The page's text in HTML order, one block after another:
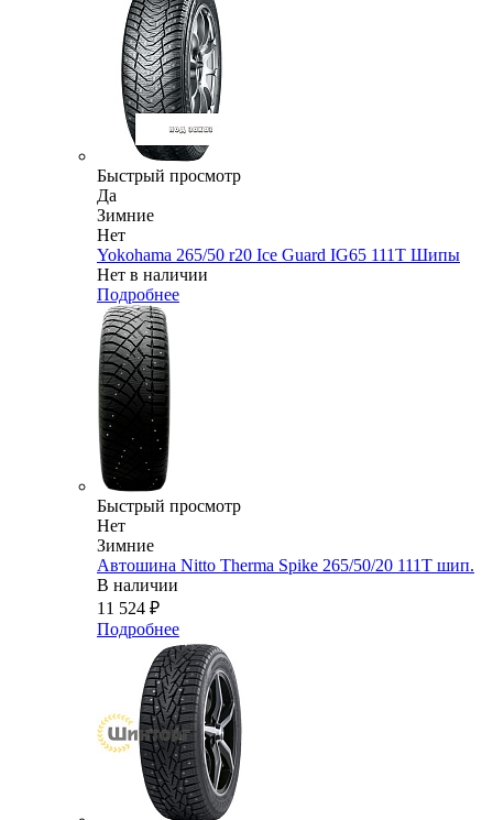
Быстрый просмотр
Да
Зимние
Нет
Yokohama 265/50 r20 Ice Guard IG65 111T Шипы
Нет в наличии
Подробнее
Быстрый просмотр
Нет
Зимние
Автошина Nitto Therma Spike 265/50/20 111T шип.
В наличии
11 524 ₽
Подробнее